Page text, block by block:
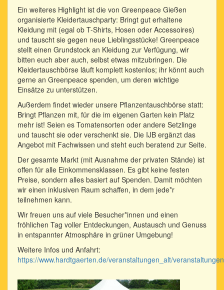
Ein weiteres Highlight ist die von Greenpeace Gießen
organisierte Kleidertauschparty: Bringt gut erhaltene
Kleidung mit (egal ob T-Shirts, Hosen oder Accessoires)
und tauscht sie gegen neue Lieblingsstücke! Greenpeace
stellt einen Grundstock an Kleidung zur Verfügung, wir
bitten euch aber auch, selbst etwas mitzubringen. Die
Kleidertauschbörse läuft komplett kostenlos; ihr könnt auch
gerne an Greenpeace spenden, um deren wichtige
Einsätze zu unterstützen.
Außerdem findet wieder unsere Pflanzentauschbörse statt:
Bringt Pflanzen mit, für die im eigenen Garten kein Platz
mehr ist! Seien es Tomatensorten oder andere Setzlinge
und tauscht sie oder verschenkt sie. Die IJB ergänzt das
Angebot mit Fachwissen und steht euch beratend zur Seite.
Der gesamte Markt (mit Ausnahme der privaten Stände) ist
offen für alle Einkommensklassen. Es gibt keine festen
Preise, sondern alles basiert auf Spenden. Damit möchten
wir einen inklusiven Raum schaffen, in dem jede*r
teilnehmen kann.
Wir freuen uns auf viele Besucher*innen und einen
fröhlichen Tag voller Entdeckungen, Austausch und Genuss
in entspannter Atmosphäre in grüner Umgebung!
Weitere Infos und Anfahrt:
https://www.hardtgaerten.de/veranstaltungen_alt/